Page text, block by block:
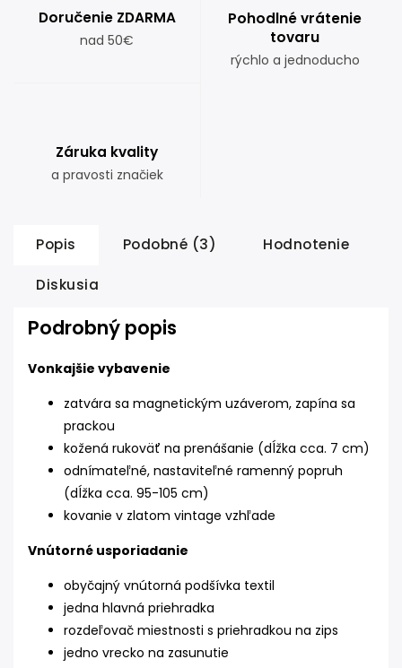
Doručenie ZDARMA
nad 50€
Pohodlné vrátenie
tovaru
rýchlo a jednoducho
Záruka kvality
a pravosti značiek
Popis Podobné (3) Hodnotenie
Diskusia
Podrobný popis
Vonkajšie vybavenie
zatvára sa magnetickým uzáverom, zapína sa
prackou
kožená rukoväť na prenášanie (dĺžka cca. 7 cm)
odnímateľné, nastaviteľné ramenný popruh
(dĺžka cca. 95-105 cm)
kovanie v zlatom vintage vzhľade
Vnútorné usporiadanie
obyčajný vnútorná podšívka textil
jedna hlavná priehradka
rozdeľovač miestnosti s priehradkou na zips
jedno vrecko na zasunutie